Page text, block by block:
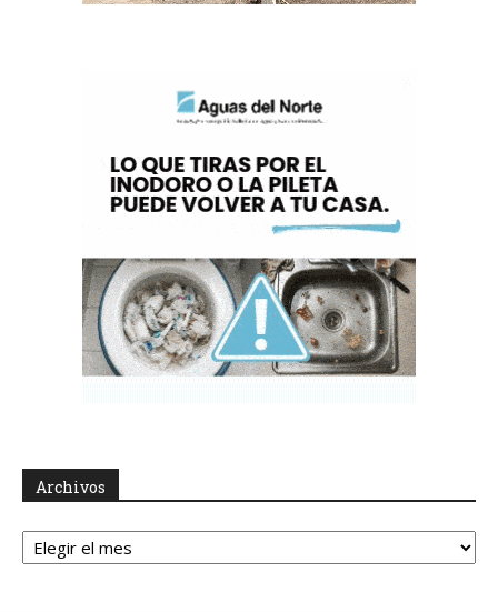
Archivos
Archivos